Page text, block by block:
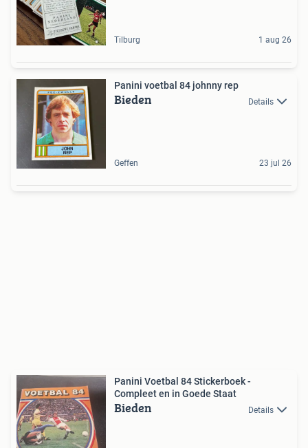
Tilburg 1 aug 26
Panini voetbal 84 johnny rep
Bieden Details
Geffen 23 jul 26
Panini Voetbal 84 Stickerboek -
Compleet en in Goede Staat
Bieden Details